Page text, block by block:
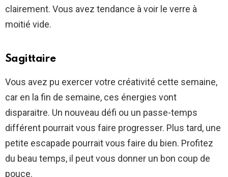
clairement. Vous avez tendance à voir le verre à
moitié vide.
Sagittaire
Vous avez pu exercer votre créativité cette semaine,
car en la fin de semaine, ces énergies vont
disparaitre. Un nouveau défi ou un passe-temps
différent pourrait vous faire progresser. Plus tard, une
petite escapade pourrait vous faire du bien. Profitez
du beau temps, il peut vous donner un bon coup de
pouce.